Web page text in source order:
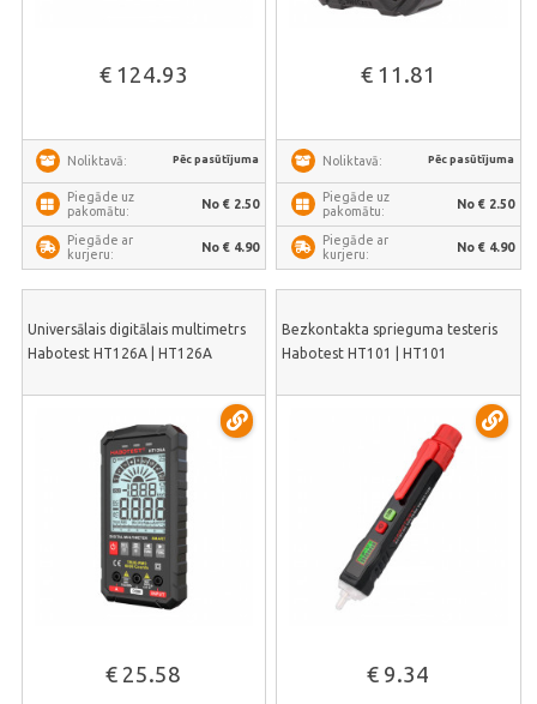
€ 124.93
Noliktavā: Pēc pasūtījuma
Piegāde uz
pakomātu:
No € 2.50
Piegāde ar
kurjeru:
No € 4.90
€ 11.81
Noliktavā: Pēc pasūtījuma
Piegāde uz
pakomātu:
No € 2.50
Piegāde ar
kurjeru:
No € 4.90
Universālais digitālais multimetrs
Habotest HT126A | HT126A
€ 25.58
Bezkontakta sprieguma testeris
Habotest HT101 | HT101
€ 9.34